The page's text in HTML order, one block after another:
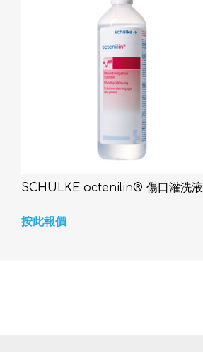
SCHÜLKE octenilin® 傷口灌洗液
按此報價